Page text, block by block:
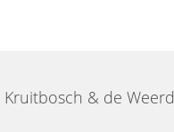
Kruitbosch & de Weerd